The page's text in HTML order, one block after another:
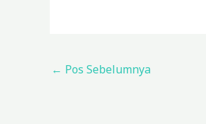
← Pos Sebelumnya